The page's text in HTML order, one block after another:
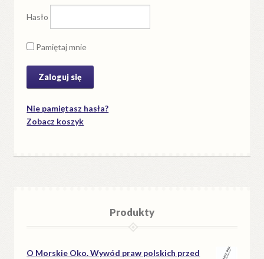
Hasło
Pamiętaj mnie
Nie pamiętasz hasła?
Zobacz koszyk
Produkty
O Morskie Oko. Wywód praw polskich przed